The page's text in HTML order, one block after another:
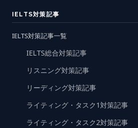
IELTS対策記事
IELTS対策記事一覧
IELTS総合対策記事
リスニング対策記事
リーディング対策記事
ライティング・タスク1対策記事
ライティング・タスク2対策記事